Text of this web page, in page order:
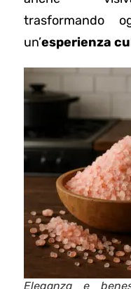
trasformando
un’esperienza
Eleganza e